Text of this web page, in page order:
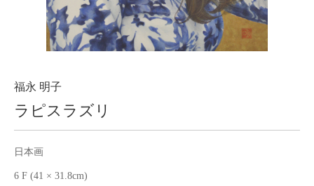
ブログ
Contact
Purchase assessment
福永 明子
ラピスラズリ
日本画
6 F (41 × 31.8cm)